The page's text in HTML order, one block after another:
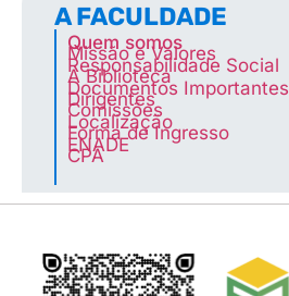
A FACULDADE
Quem somos
Missão e Valores
Responsabilidade Social
A Biblioteca
Documentos Importantes
Dirigentes
Comissões
Localização
Forma de Ingresso
ENADE
CPA